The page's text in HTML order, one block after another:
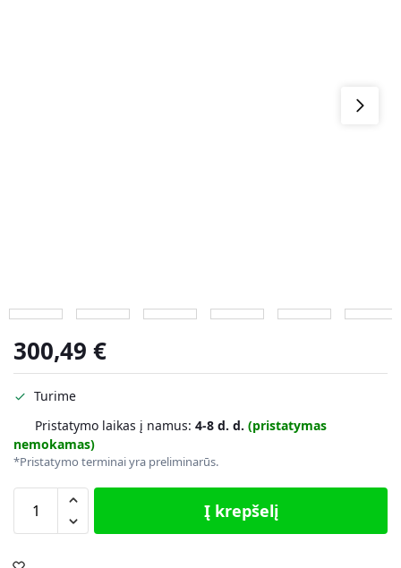
300,49 €
Turime
Pristatymo laikas į namus: 4-8 d. d. (pristatymas
nemokamas)
*Pristatymo terminai yra preliminarūs.
Į krepšelį